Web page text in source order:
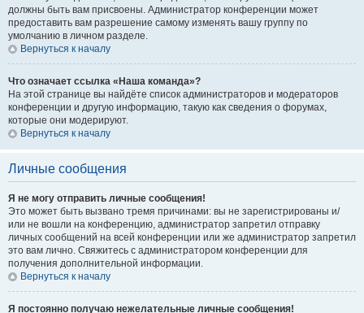
должны быть вам присвоены. Администратор конференции может
предоставить вам разрешение самому изменять вашу группу по
умолчанию в личном разделе.
Вернуться к началу
Что означает ссылка «Наша команда»?
На этой странице вы найдёте список администраторов и модераторов
конференции и другую информацию, такую как сведения о форумах,
которые они модерируют.
Вернуться к началу
Личные сообщения
Я не могу отправить личные сообщения!
Это может быть вызвано тремя причинами: вы не зарегистрированы и/
или не вошли на конференцию, администратор запретил отправку
личных сообщений на всей конференции или же администратор запретил
это вам лично. Свяжитесь с администратором конференции для
получения дополнительной информации.
Вернуться к началу
Я постоянно получаю нежелательные личные сообщения!